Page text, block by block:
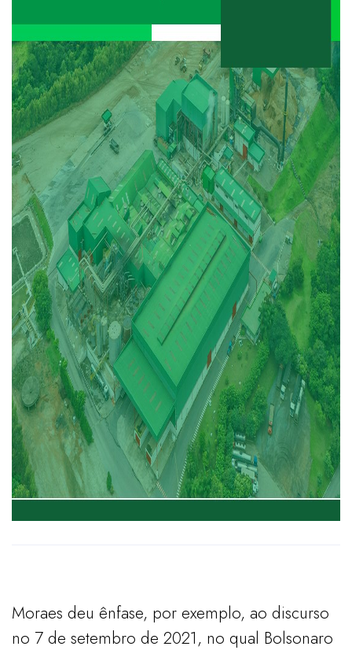
Moraes deu ênfase, por exemplo, ao discurso
no 7 de setembro de 2021, no qual Bolsonaro